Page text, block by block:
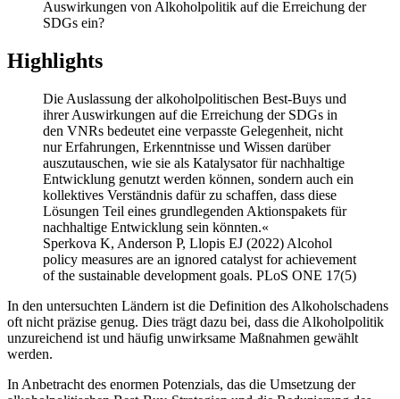
Auswirkungen von Alkoholpolitik auf die Erreichung der
SDGs ein?
Highlights
Die Auslassung der alkoholpolitischen Best-Buys und
ihrer Auswirkungen auf die Erreichung der SDGs in
den VNRs bedeutet eine verpasste Gelegenheit, nicht
nur Erfahrungen, Erkenntnisse und Wissen darüber
auszutauschen, wie sie als Katalysator für nachhaltige
Entwicklung genutzt werden können, sondern auch ein
kollektives Verständnis dafür zu schaffen, dass diese
Lösungen Teil eines grundlegenden Aktionspakets für
nachhaltige Entwicklung sein könnten.«
Sperkova K, Anderson P, Llopis EJ (2022) Alcohol
policy measures are an ignored catalyst for achievement
of the sustainable development goals. PLoS ONE 17(5)
In den untersuchten Ländern ist die Definition des Alkoholschadens
oft nicht präzise genug. Dies trägt dazu bei, dass die Alkoholpolitik
unzureichend ist und häufig unwirksame Maßnahmen gewählt
werden.
In Anbetracht des enormen Potenzials, das die Umsetzung der